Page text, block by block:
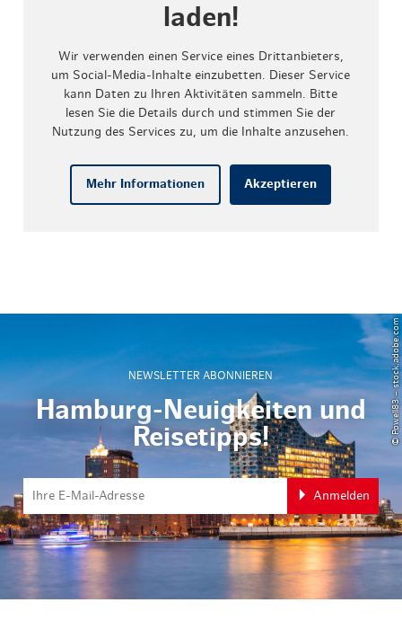
laden!
Wir verwenden einen Service eines Drittanbieters,
um Social-Media-Inhalte einzubetten. Dieser Service
kann Daten zu Ihren Aktivitäten sammeln. Bitte
lesen Sie die Details durch und stimmen Sie der
Nutzung des Services zu, um die Inhalte anzusehen.
Mehr Informationen Akzeptieren
NEWSLETTER ABONNIEREN
Hamburg-Neuigkeiten und
Reisetipps!
Anmelden
© Powell83 – stock.adobe.com